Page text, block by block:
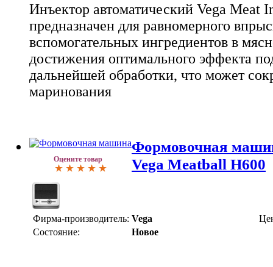
Инъектор автоматический Vega Meat
предназначен для равномерного
вспомогательных ингредиентов в
достижения оптимального эффекта
дальнейшей обработки, что может
маринования
Оцените товар
Формовочная
Vega Meatball H600
Фирма-производитель: Vega
Состояние:
Новое